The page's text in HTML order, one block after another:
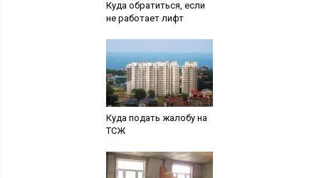
Куда обратиться, если
не работает лифт
Куда подать жалобу на
ТСЖ